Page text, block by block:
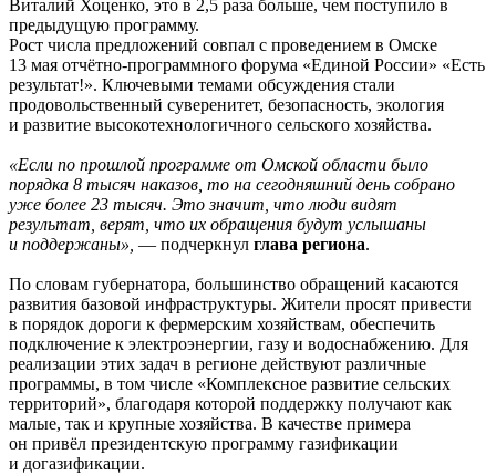
Виталий Хоценко, это в 2,5 раза больше, чем поступило в
предыдущую программу.
Рост числа предложений совпал с проведением в Омске
13 мая отчётно-программного форума «Единой России» «Есть
результат!». Ключевыми темами обсуждения стали
продовольственный суверенитет, безопасность, экология
и развитие высокотехнологичного сельского хозяйства.
«Если по прошлой программе от Омской области было
порядка 8 тысяч наказов, то на сегодняшний день собрано
уже более 23 тысяч. Это значит, что люди видят
результат, верят, что их обращения будут услышаны
и поддержаны», — подчеркнул глава региона.
По словам губернатора, большинство обращений касаются
развития базовой инфраструктуры. Жители просят привести
в порядок дороги к фермерским хозяйствам, обеспечить
подключение к электроэнергии, газу и водоснабжению. Для
реализации этих задач в регионе действуют различные
программы, в том числе «Комплексное развитие сельских
территорий», благодаря которой поддержку получают как
малые, так и крупные хозяйства. В качестве примера
он привёл президентскую программу газификации
и догазификации.